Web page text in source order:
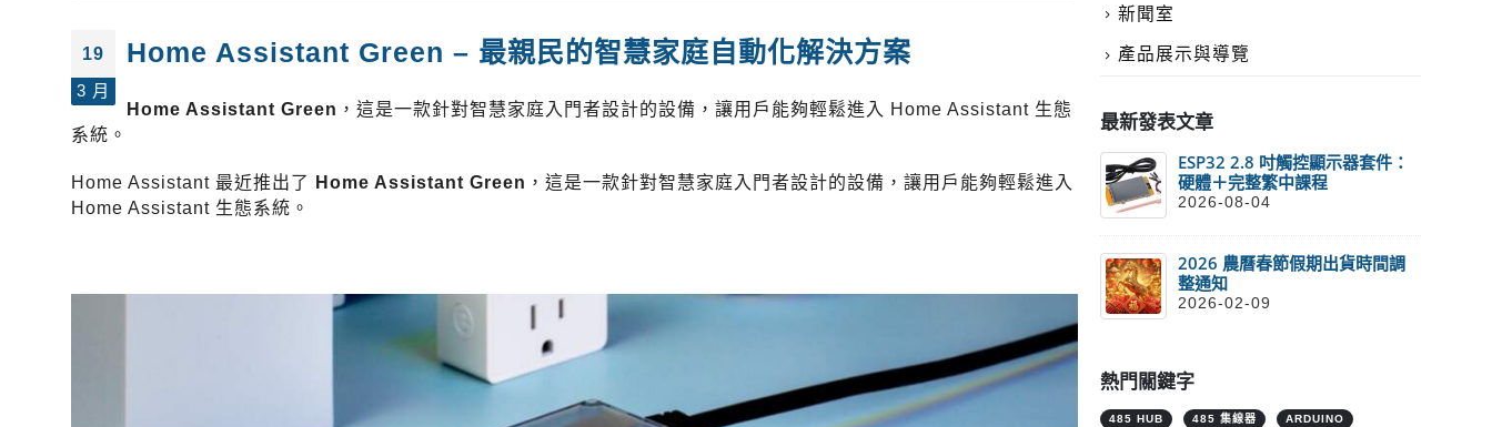
19
3 月
Home Assistant Green – 最親民的智慧家庭自動化解決方案
Home Assistant Green ，這是一款針對智慧家庭入門者設計的設備，讓用戶能夠輕鬆進入 Home Assistant 生態
系統。
Home Assistant 最近推出了 Home Assistant Green ，這是一款針對智慧家庭入門者設計的設備，讓用戶能夠輕鬆進入
Home Assistant 生態系統。
新聞室
產品展示與導覽
最新發表文章
ESP32 2.8 吋觸控顯示器套件：
硬體＋完整繁中課程
2026-08-04
2026 農曆春節假期出貨時間調
整通知
2026-02-09
熱門關鍵字
485 HUB 485 集線器 ARDUINO